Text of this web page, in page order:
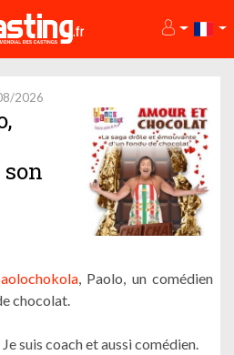
2026
, Paolo, un comédien
chocolat.
suis coach et aussi comédien.